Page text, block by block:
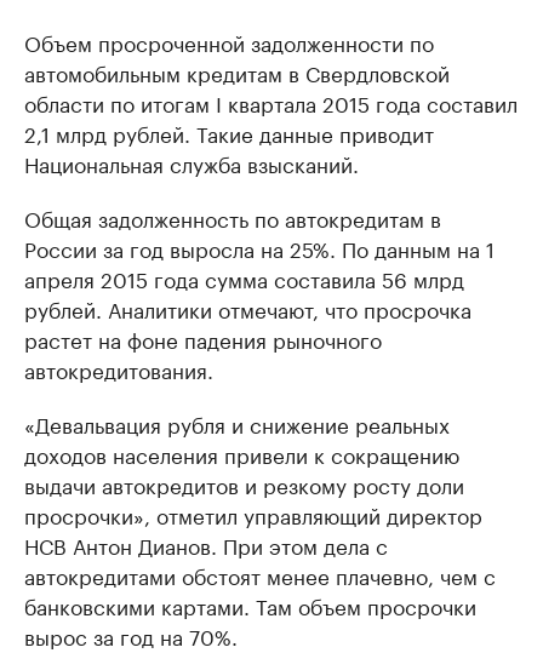
Объем просроченной задолженности по
автомобильным кредитам в Свердловской
области по итогам I квартала 2015 года составил
2,1 млрд рублей. Такие данные приводит
Национальная служба взысканий.
Общая задолженность по автокредитам в
России за год выросла на 25%. По данным на 1
апреля 2015 года сумма составила 56 млрд
рублей. Аналитики отмечают, что просрочка
растет на фоне падения рыночного
автокредитования.
«Девальвация рубля и снижение реальных
доходов населения привели к сокращению
выдачи автокредитов и резкому росту доли
просрочки», отметил управляющий директор
НСВ Антон Дианов. При этом дела с
автокредитами обстоят менее плачевно, чем с
банковскими картами. Там объем просрочки
вырос за год на 70%.